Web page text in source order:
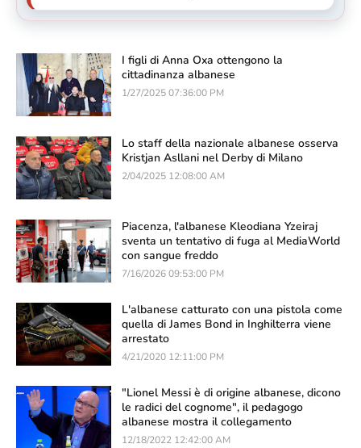
I figli di Anna Oxa ottengono la
cittadinanza albanese
1/27/2025 07:36:00 PM
Lo staff della nazionale albanese osserva
Kristjan Asllani nel Derby di Milano
2/04/2025 12:08:00 AM
Piacenza, l'albanese Kleodiana Yzeiraj
sventa un tentativo di fuga al MediaWorld
con sangue freddo
7/16/2026 09:53:00 PM
L'albanese catturato con una pistola come
quella di James Bond in Inghilterra viene
arrestato
4/21/2020 12:11:00 PM
"Lionel Messi è di origine albanese, dicono
le radici del cognome", il pedagogo
albanese mostra il collegamento
12/18/2022 12:42:00 AM